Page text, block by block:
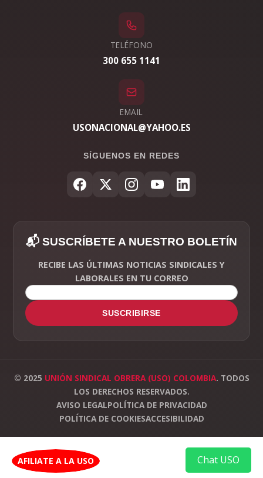
TELÉFONO
300 655 1141
EMAIL
USONACIONAL@YAHOO.ES
SÍGUENOS EN REDES
📬 SUSCRÍBETE A NUESTRO BOLETÍN
RECIBE LAS ÚLTIMAS NOTICIAS SINDICALES Y
LABORALES EN TU CORREO
SUSCRIBIRSE
© 2025 UNIÓN SINDICAL OBRERA (USO) COLOMBIA. TODOS
LOS DERECHOS RESERVADOS.
AVISO LEGALPOLÍTICA DE PRIVACIDAD
POLÍTICA DE COOKIESACCESIBILIDAD
AFILIATE A LA USO Chat USO